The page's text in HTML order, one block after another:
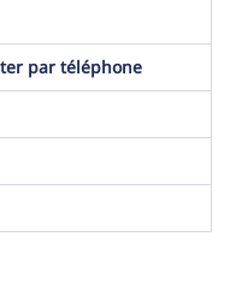
par téléphone